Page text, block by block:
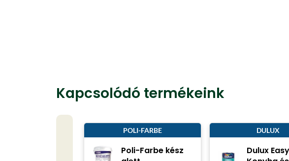
Kapcsolódó termékeink
POLI-FARBE
Poli-Farbe kész
DULUX
Dulux